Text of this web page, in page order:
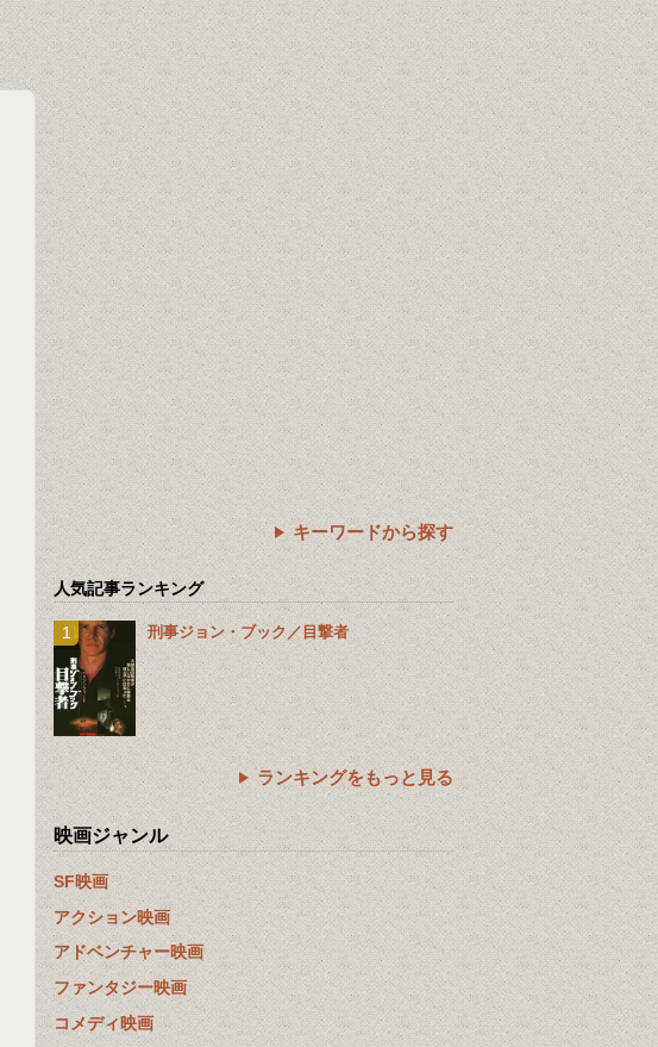
キーワードから探す
人気記事ランキング
刑事ジョン・ブック／目撃者
ランキングをもっと見る
映画ジャンル
SF映画
アクション映画
アドベンチャー映画
ファンタジー映画
コメディ映画